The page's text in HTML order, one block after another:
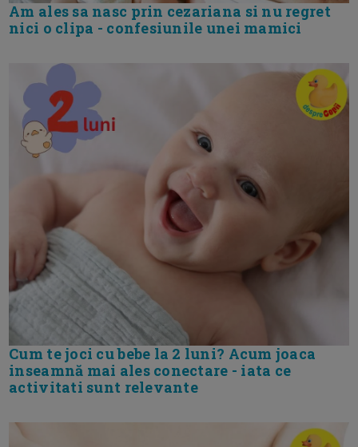
Am ales sa nasc prin cezariana si nu regret
nici o clipa - confesiunile unei mamici
Cum te joci cu bebe la 2 luni? Acum joaca
inseamnă mai ales conectare - iata ce
activitati sunt relevante